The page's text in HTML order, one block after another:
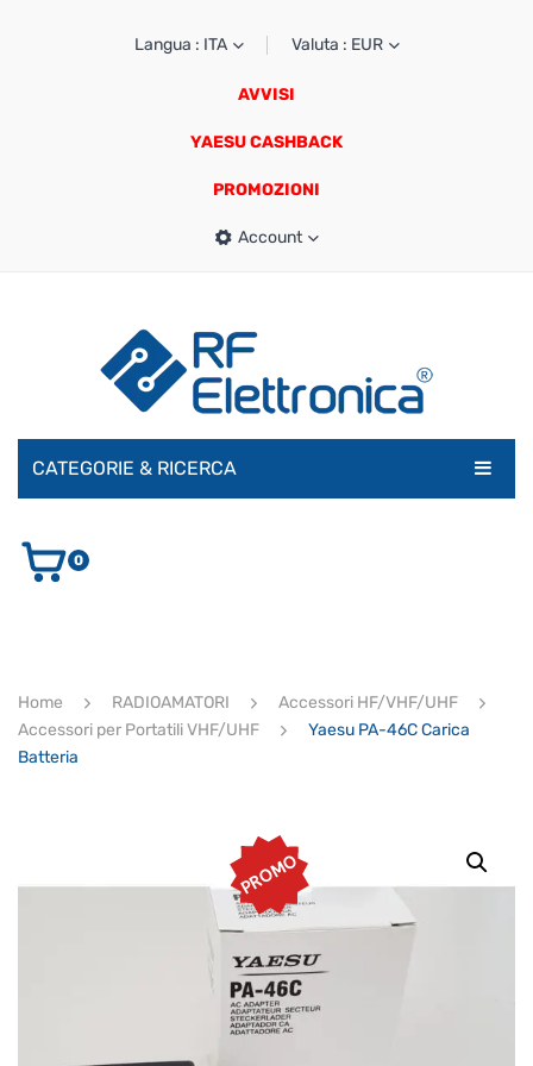
Langua : ITA Valuta : EUR
AVVISI
YAESU CASHBACK
PROMOZIONI
Account
CATEGORIE & RICERCA
AUDIO E VIDEO
ULTIMI ARRIVI
Ricerca
prodotti
0
Home RADIOAMATORI
Accessori HF/VHF/UHF
Accessori per Portatili VHF/UHF
Yaesu PA-46C Carica
Batteria
PROMO